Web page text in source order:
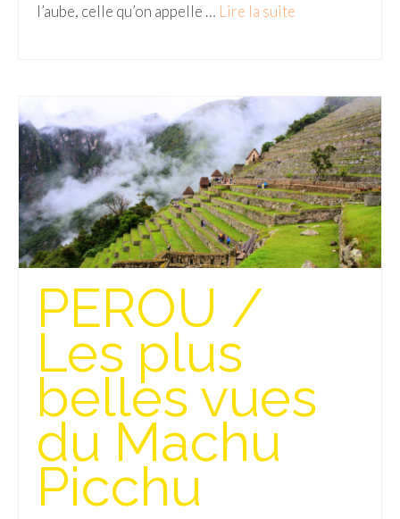
l’aube, celle qu’on appelle … Lire la suite­­
PEROU /
Les plus
belles vues
du Machu
Picchu